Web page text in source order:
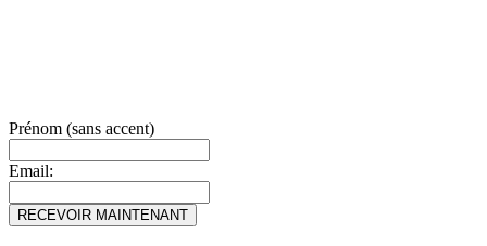
Prénom (sans accent)
Email: